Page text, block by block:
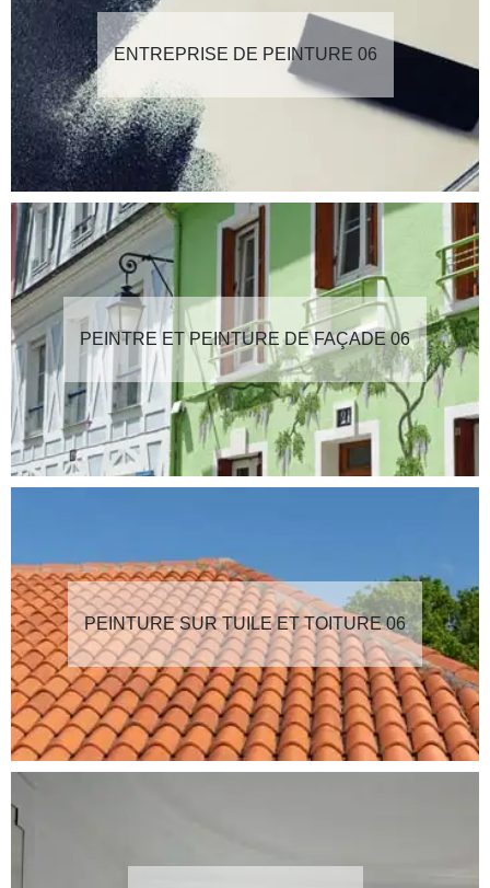
ENTREPRISE DE PEINTURE 06
PEINTRE ET PEINTURE DE FAÇADE 06
PEINTURE SUR TUILE ET TOITURE 06